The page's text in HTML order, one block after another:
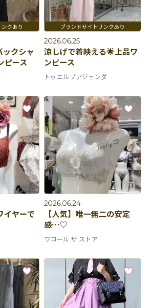
ックシャ
ピース
2026.06.25
涼しげで着映える🌟上品ワ
ンピース
トゥエルブアジェンダ
イヤーで
2026.06.24
【人気】唯一無二の安定
感…♡
ワコール ザ ストア